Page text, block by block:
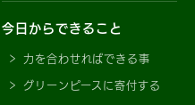
今日からできること
力を合わせればできる事
グリーンピースに寄付する